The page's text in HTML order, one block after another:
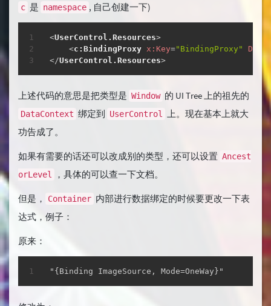
c 是 namespace , 自己创建一下)
<UserControl.Resources>
<c: BindingProxy x: Key=" BindingProxy " Data
</UserControl.Resources>
上述代码的意思是把类型是 Window 的 UI Tree 上的祖先的
DataContext 绑定到 UserControl
上。现在基本上就大
功告成了。
如果有需要的话还可以改成别的类型，还可以设置 Ancest
orLevel
，具体的可以查一下文档。
但是， Container 内部进行数据绑定的时候要更改一下表
达式，例子：
原来：
"{Binding ImageSource, Mode=OneWay}"